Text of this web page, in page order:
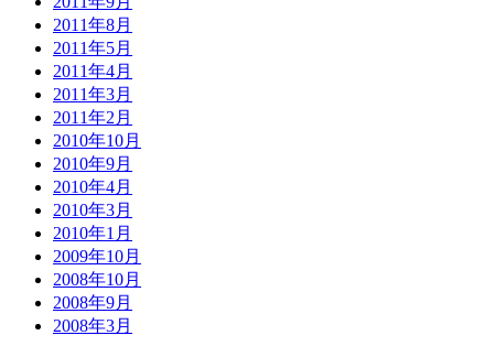
2011年8月
2011年5月
2011年4月
2011年3月
2011年2月
2010年10月
2010年9月
2010年4月
2010年3月
2010年1月
2009年10月
2008年10月
2008年9月
2008年3月